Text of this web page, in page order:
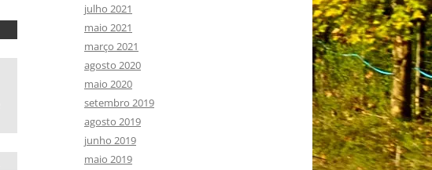
julho 2021
maio 2021
março 2021
agosto 2020
maio 2020
setembro 2019
agosto 2019
junho 2019
maio 2019